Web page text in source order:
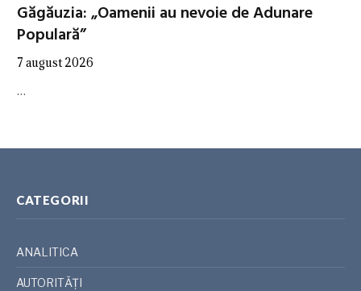
Găgăuzia: „Oamenii au nevoie de Adunare
Populară”
7 august 2026
…
CATEGORII
ANALITICA
AUTORITĂȚI